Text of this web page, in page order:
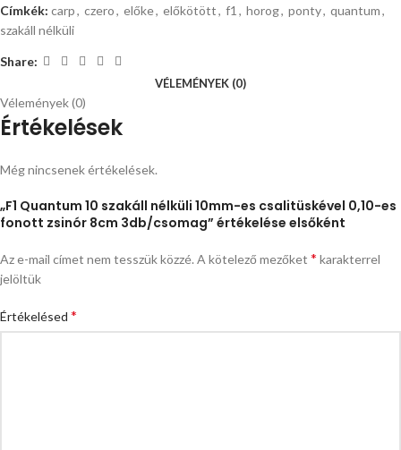
Címkék: carp, czero, előke, előkötött, f1, horog, ponty, quantum,
szakáll nélküli
Share:
VÉLEMÉNYEK (0)
Vélemények (0)
Értékelések
Még nincsenek értékelések.
„F1 Quantum 10 szakáll nélküli 10mm-es csalitüskével 0,10-es
fonott zsinór 8cm 3db/csomag” értékelése elsőként
Az e-mail címet nem tesszük közzé.A kötelező mezőket * karakterrel
jelöltük
Értékelésed *